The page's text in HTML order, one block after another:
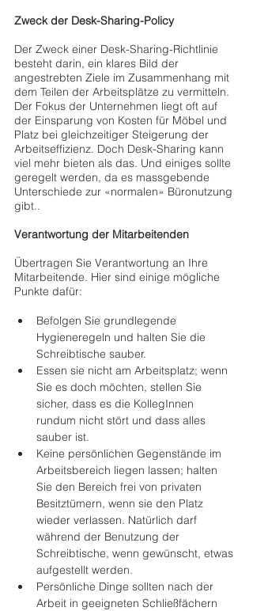
Zweck der Desk-Sharing-Policy
Der Zweck einer Desk-Sharing-Richtlinie
besteht darin, ein klares Bild der
angestrebten Ziele im Zusammenhang mit
dem Teilen der Arbeitsplätze zu vermitteln.
Der Fokus der Unternehmen liegt oft auf
der Einsparung von Kosten für Möbel und
Platz bei gleichzeitiger Steigerung der
Arbeitseffizienz. Doch Desk-Sharing kann
viel mehr bieten als das. Und einiges sollte
geregelt werden, da es massgebende
Unterschiede zur «normalen» Büronutzung
gibt..
Verantwortung der Mitarbeitenden
Übertragen Sie Verantwortung an Ihre
Mitarbeitende. Hier sind einige mögliche
Punkte dafür:
Befolgen Sie grundlegende
Hygieneregeln und halten Sie die
Schreibtische sauber.
Essen sie nicht am Arbeitsplatz; wenn
Sie es doch möchten, stellen Sie
sicher, dass es die KollegInnen
rundum nicht stört und dass alles
sauber ist.
Keine persönlichen Gegenstände im
Arbeitsbereich liegen lassen; halten
Sie den Bereich frei von privaten
Besitztümern, wenn sie den Platz
wieder verlassen. Natürlich darf
während der Benutzung der
Schreibtische, wenn gewünscht, etwas
aufgestellt werden.
Persönliche Dinge sollten nach der
Arbeit in geeigneten Schließfächern